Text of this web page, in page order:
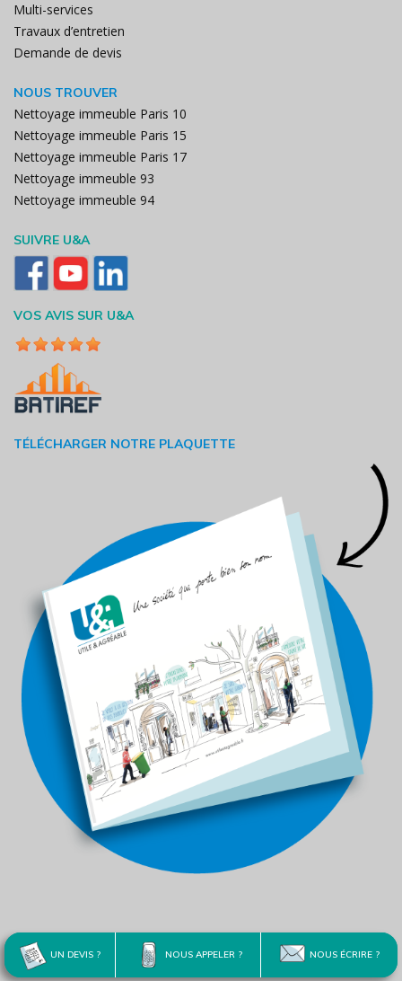
UN DEVIS ? NOUS APPELER ? NOUS ÉCRIRE ?
Multi-services
Travaux d’entretien
Demande de devis
NOUS TROUVER
Nettoyage immeuble Paris 10
Nettoyage immeuble Paris 15
Nettoyage immeuble Paris 17
Nettoyage immeuble 93
Nettoyage immeuble 94
SUIVRE U&A
VOS AVIS SUR U&A
TÉLÉCHARGER NOTRE PLAQUETTE